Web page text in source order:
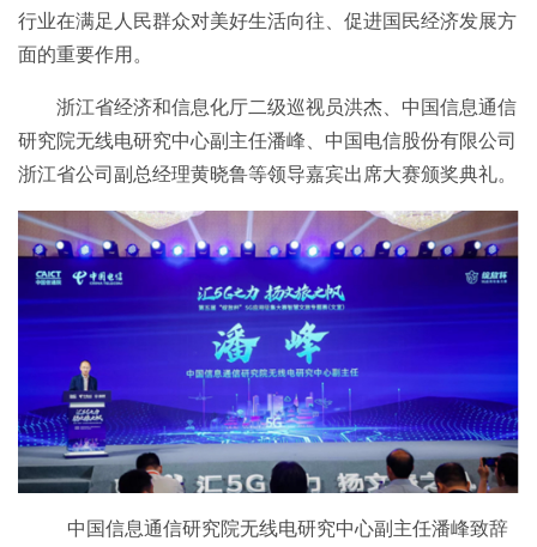
行业在满足人民群众对美好生活向往、促进国民经济发展方
面的重要作用。
浙江省经济和信息化厅二级巡视员洪杰、中国信息通信
研究院无线电研究中心副主任潘峰、中国电信股份有限公司
浙江省公司副总经理黄晓鲁等领导嘉宾出席大赛颁奖典礼。
中国信息通信研究院无线电研究中心副主任潘峰致辞